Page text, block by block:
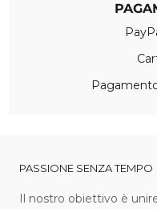
PASSIONE SENZA TEMPO
I l nostro obiettivo è